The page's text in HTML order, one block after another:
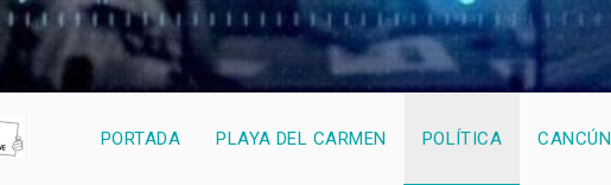
PORTADA PLAYA DEL CARMEN POLÍTICA CANCÚN